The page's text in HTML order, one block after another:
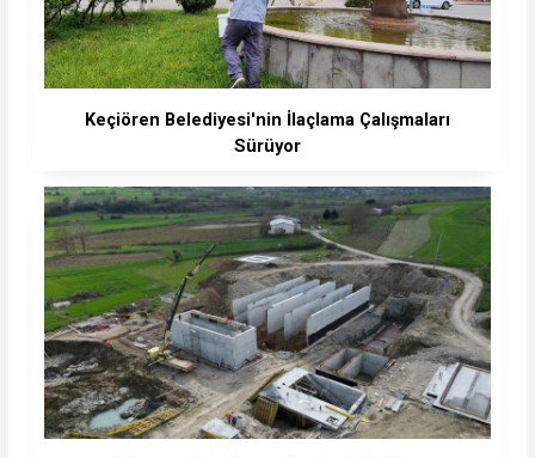
Keçiören Belediyesi'nin İlaçlama Çalışmaları
Sürüyor